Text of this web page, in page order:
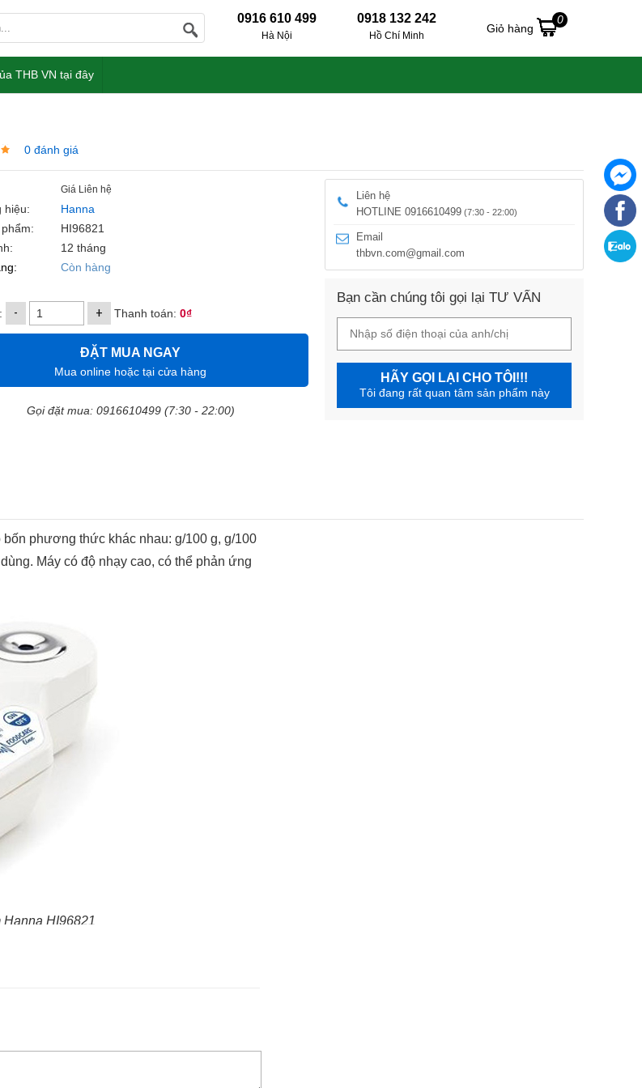
0916 610 499
Hà Nội
0918 132 242
Hồ Chí Minh
Giỏ hàng
0
THB VN tại đây
0 đánh giá
Giá Liên hệ
hiệu:
Hanna
HI96821
12 tháng
Còn hàng
- + Thanh toán: 0₫
ĐẶT MUA NGAY
Mua online hoặc tại cửa hàng
Gọi đặt mua: 0916610499 (7:30 - 22:00)
Liên hệ
HOTLINE 0916610499 (7:30 - 22:00)
Email
thbvn.com@gmail.com
Bạn cần chúng tôi gọi lại TƯ VẤN
HÃY GỌI LẠI CHO TÔI!!!
Tôi đang rất quan tâm sản phẩm này
bốn phương thức khác nhau: g/100 g, g/100
Máy có độ nhạy cao, có thể phản ứng
HI96821
gỉ và lăng kính thủy tinh, HI96821 dễ
HI96821 làmáy đo độ mặn điện tửlý